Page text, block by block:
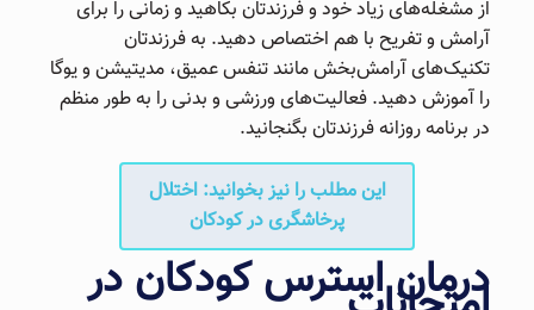
از مشغله‌های زیاد خود و فرزندتان بکاهید و زمانی را برای
آرامش و تفریح با هم اختصاص دهید. به فرزندتان
تکنیک‌های آرامش‌بخش مانند تنفس عمیق، مدیتیشن و یوگا
را آموزش دهید. فعالیت‌های ورزشی و بدنی را به طور منظم
در برنامه روزانه فرزندتان بگنجانید.
این مطلب را نیز بخوانید: اختلال
پرخاشگری در کودکان
درمان استرس کودکان در